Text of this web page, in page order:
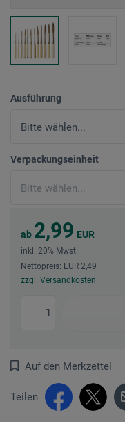
Ausführung
Verpackungseinheit
ab 2,99 EUR
inkl. 20% Mwst
Nettopreis: EUR 2,49
zzgl. Versandkosten
Auf den Merkzettel
Teilen